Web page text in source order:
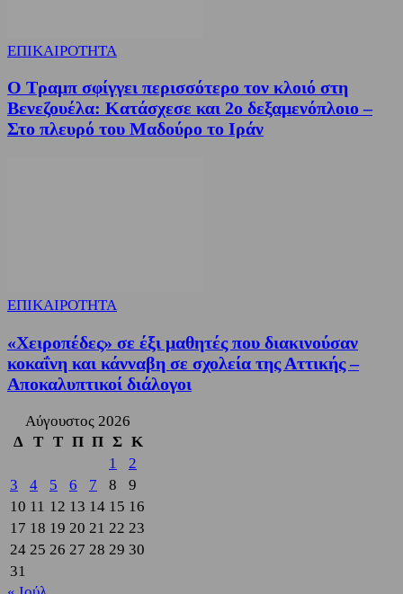
ΕΠΙΚΑΙΡΟΤΗΤΑ
Ο Τραμπ σφίγγει περισσότερο τον κλοιό στη
Βενεζουέλα: Κατάσχεσε και 2ο δεξαμενόπλοιο –
Στο πλευρό του Μαδούρο το Ιράν
ΕΠΙΚΑΙΡΟΤΗΤΑ
«Χειροπέδες» σε έξι μαθητές που διακινούσαν
κοκαΐνη και κάνναβη σε σχολεία της Αττικής –
Αποκαλυπτικοί διάλογοι
Αύγουστος 2026
Δ
Τ Τ Π Π Σ Κ
1
2
3
4 5 6 7 8
9
10 11 12 13 14 15 16
17 18 19 20 21 22 23
24 25 26 27 28 29 30
31